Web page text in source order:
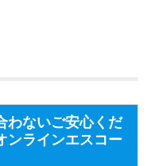
わないご安心くだ
ンラインエスコー